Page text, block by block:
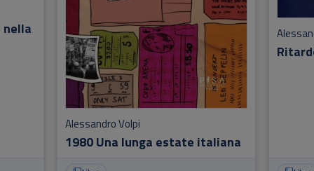
1980 Una lunga estate italiana
Alessandro Volpi